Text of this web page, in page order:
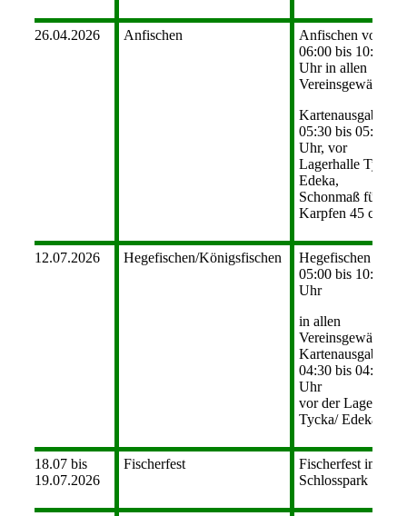
26.04.2026 Anfischen
Anfischen von
06:00 bis 10:00
Uhr in allen
Vereinsgewässern,
Kartenausgabe
05:30 bis 05:45
Uhr, vor
Lagerhalle Tycka/
Edeka,
Schonmaß für
Karpfen 45 cm
12.07.2026 Hegefischen/Königsfischen
Hegefischen von
05:00 bis 10:00
Uhr
in allen
Vereinsgewässern,
Kartenausgabe:
04:30 bis 04:45
Uhr
vor der Lagerhalle
Tycka/ Edeka
18.07 bis
19.07.2026
Fischerfest
Fischerfest im
Schlosspark